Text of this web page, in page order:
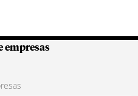
empresas